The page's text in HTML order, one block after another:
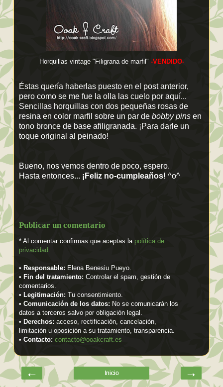
Horquillas vintage "Filigrana de marfil" -VENDIDO-
Éstas quería haberlas puesto en el post anterior,
pero como se me fue la olla las cuelo por aquí...
Sencillas horquillas con dos pequeñas rosas de
resina en color marfil sobre un par de bobby pins en
tono bronce de base afiligranada. ¡Para darle un
toque original al peinado!
Bueno, nos vemos dentro de poco, espero.
Hasta entonces... ¡Feliz no-cumpleaños! ^o^
Publicar un comentario
* Al comentar confirmas que aceptas la política de
privacidad.
• Responsable: Elena Benesiu Pueyo.
• Fin del tratamiento: Controlar el spam, gestión de
comentarios.
• Legitimación: Tu consentimiento.
• Comunicación de los datos: No se comunicarán los
datos a terceros salvo por obligación legal.
• Derechos: acceso, rectificación, cancelación,
limitación u oposición a su tratamiento, transparencia.
• Contacto: contacto@ooakcraft.es
← →
Inicio